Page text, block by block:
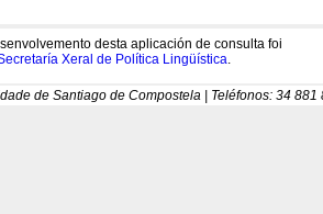
desta aplicación de consulta foi
Xeral de Política Lingüística.
de Santiago de Compostela | Teléfonos: 34 881